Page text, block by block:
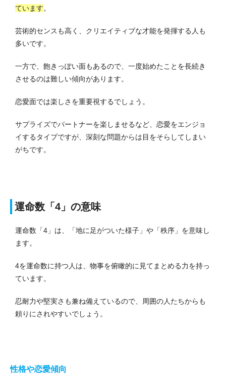
ています。
芸術的センスも高く、クリエイティブな才能を発揮する人も
多いです。
一方で、飽きっぽい面もあるので、一度始めたことを長続き
させるのは難しい傾向があります。
恋愛面では楽しさを重要視するでしょう。
サプライズでパートナーを楽しませるなど、恋愛をエンジョ
イするタイプですが、深刻な問題からは目をそらしてしまい
がちです。
運命数「4」の意味
運命数「4」は、「地に足がついた様子」や「秩序」を意味し
ます。
4を運命数に持つ人は、物事を俯瞰的に見てまとめる力を持っ
ています。
忍耐力や堅実さも兼ね備えているので、周囲の人たちからも
頼りにされやすいでしょう。
性格や恋愛傾向